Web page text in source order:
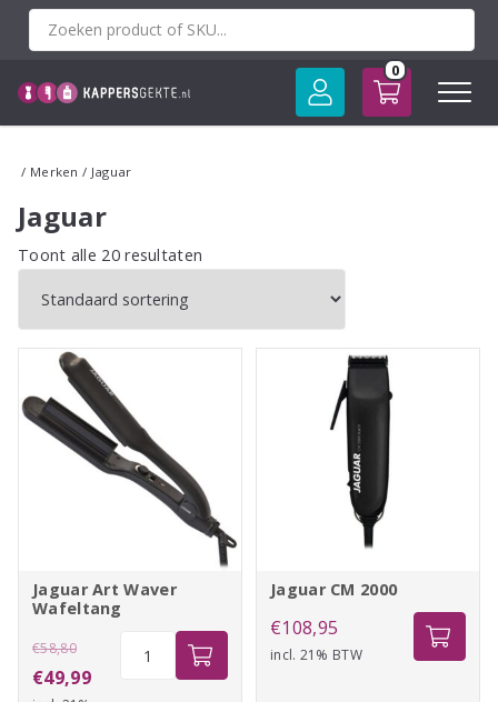
Spring
0
/ Merken / Jaguar
Jaguar
Toont alle 20 resultaten
Jaguar Art Waver
Wafeltang
€58,80
Oorspronkelijke
prijs
€49,99Huidige
Jaguar CM 2000
€108,95
incl. 21% BTW